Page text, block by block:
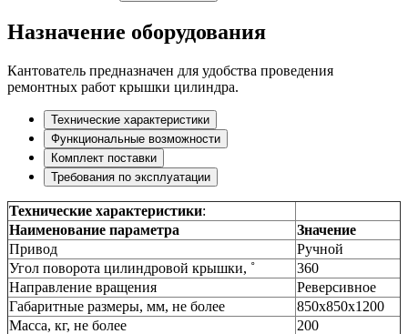
Назначение оборудования
Кантователь предназначен для удобства проведения
ремонтных работ крышки цилиндра.
Технические характеристики
Функциональные возможности
Комплект поставки
Требования по эксплуатации
Технические характеристики:
Наименование параметра
Значение
Привод
Ручной
Угол поворота цилиндровой крышки, ˚
360
Направление вращения
Реверсивное
Габаритные размеры, мм, не более
850х850х1200
Масса, кг, не более
200